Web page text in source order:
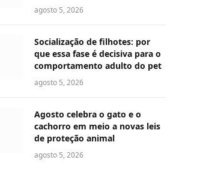
agosto 5, 2026
Socialização de filhotes: por
que essa fase é decisiva para o
comportamento adulto do pet
agosto 5, 2026
Agosto celebra o gato e o
cachorro em meio a novas leis
de proteção animal
agosto 5, 2026